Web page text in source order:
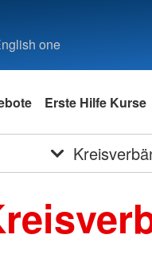
one
Erste Hilfe Kurse